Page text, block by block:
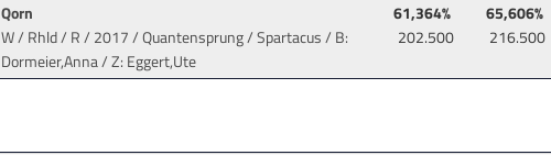
Qorn
W / Rhld / R / 2017 / Quantensprung / Spartacus/ B:
Dormeier,Anna / Z: Eggert,Ute
61,364%
202.500
65,606%
216.500